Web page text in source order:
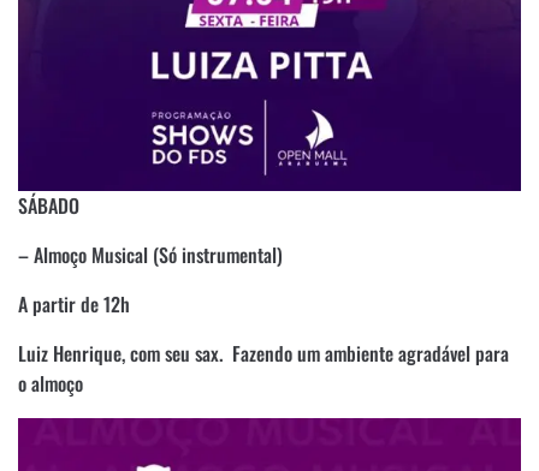
SÁBADO
– Almoço Musical (Só instrumental)
A partir de 12h
Luiz Henrique, com seu sax. Fazendo um ambiente agradável para
o almoço